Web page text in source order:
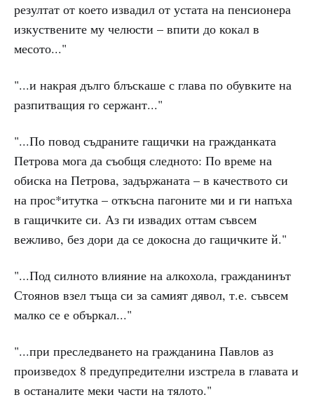
резултат от което извадил от устата на пенсионера
изкуствените му челюсти – впити до кокал в
месото..."
"...и накрая дълго блъскаше с глава по обувките на
разпитващия го сержант..."
"...По повод съдраните гащички на гражданката
Петрова мога да съобщя следното: По време на
обиска на Петрова, задържаната – в качеството си
на прос*итутка – откъсна пагоните ми и ги напъха
в гащичките си. Аз ги извадих оттам съвсем
вежливо, без дори да се докосна до гащичките й."
"...Под силното влияние на алкохола, гражданинът
Стоянов взел тъща си за самият дявол, т.е. съвсем
малко се е объркал..."
"...при преследването на гражданина Павлов аз
произведох 8 предупредителни изстрела в главата и
в останалите меки части на тялото."